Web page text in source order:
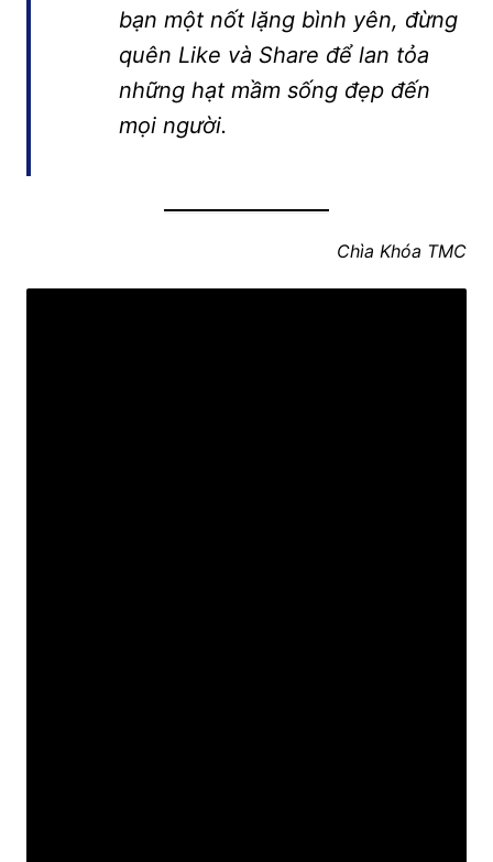
bạn một nốt lặng bình yên, đừng
quên Like và Share để lan tỏa
những hạt mầm sống đẹp đến
mọi người.
Chìa Khóa TMC